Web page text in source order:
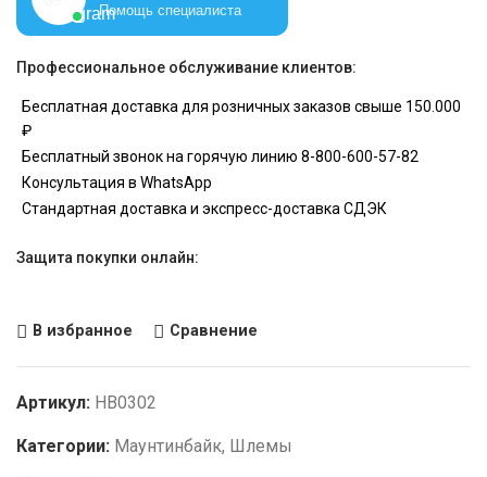
Помощь специалиста
Профессиональное обслуживание клиентов:
Бесплатная доставка для розничных заказов свыше 150.000
₽
Бесплатный звонок на горячую линию 8-800-600-57-82
Консультация в WhatsApp
Стандартная доставка и экспресс-доставка СДЭК
Защита покупки онлайн:
В избранное Сравнение
Артикул: HB0302
Категории: Маунтинбайк, Шлемы